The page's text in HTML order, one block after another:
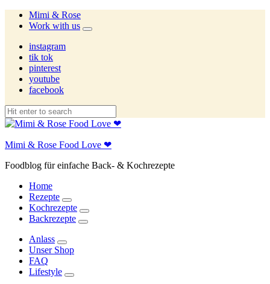
Mimi & Rose
Work with us
expand
instagram
tik tok
pinterest
youtube
facebook
Mimi & Rose Food Love ❤
Foodblog für einfache Back- & Kochrezepte
Home
Rezepte
expand
child
menu
Kochrezepte
expand
child
Backrezepte
expand
Anlass
expand
child
Unser Shop
FAQ
Lifestyle
expand